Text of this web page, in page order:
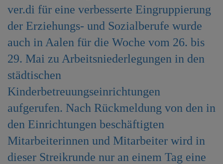
ver.di für eine verbesserte Eingruppierung
der Erziehungs- und Sozialberufe wurde
auch in Aalen für die Woche vom 26. bis
29. Mai zu Arbeitsniederlegungen in den
städtischen
Kinderbetreuungseinrichtungen
aufgerufen. Nach Rückmeldung von den in
den Einrichtungen beschäftigten
Mitarbeiterinnen und Mitarbeiter wird in
dieser Streikrunde nur an einem Tag eine